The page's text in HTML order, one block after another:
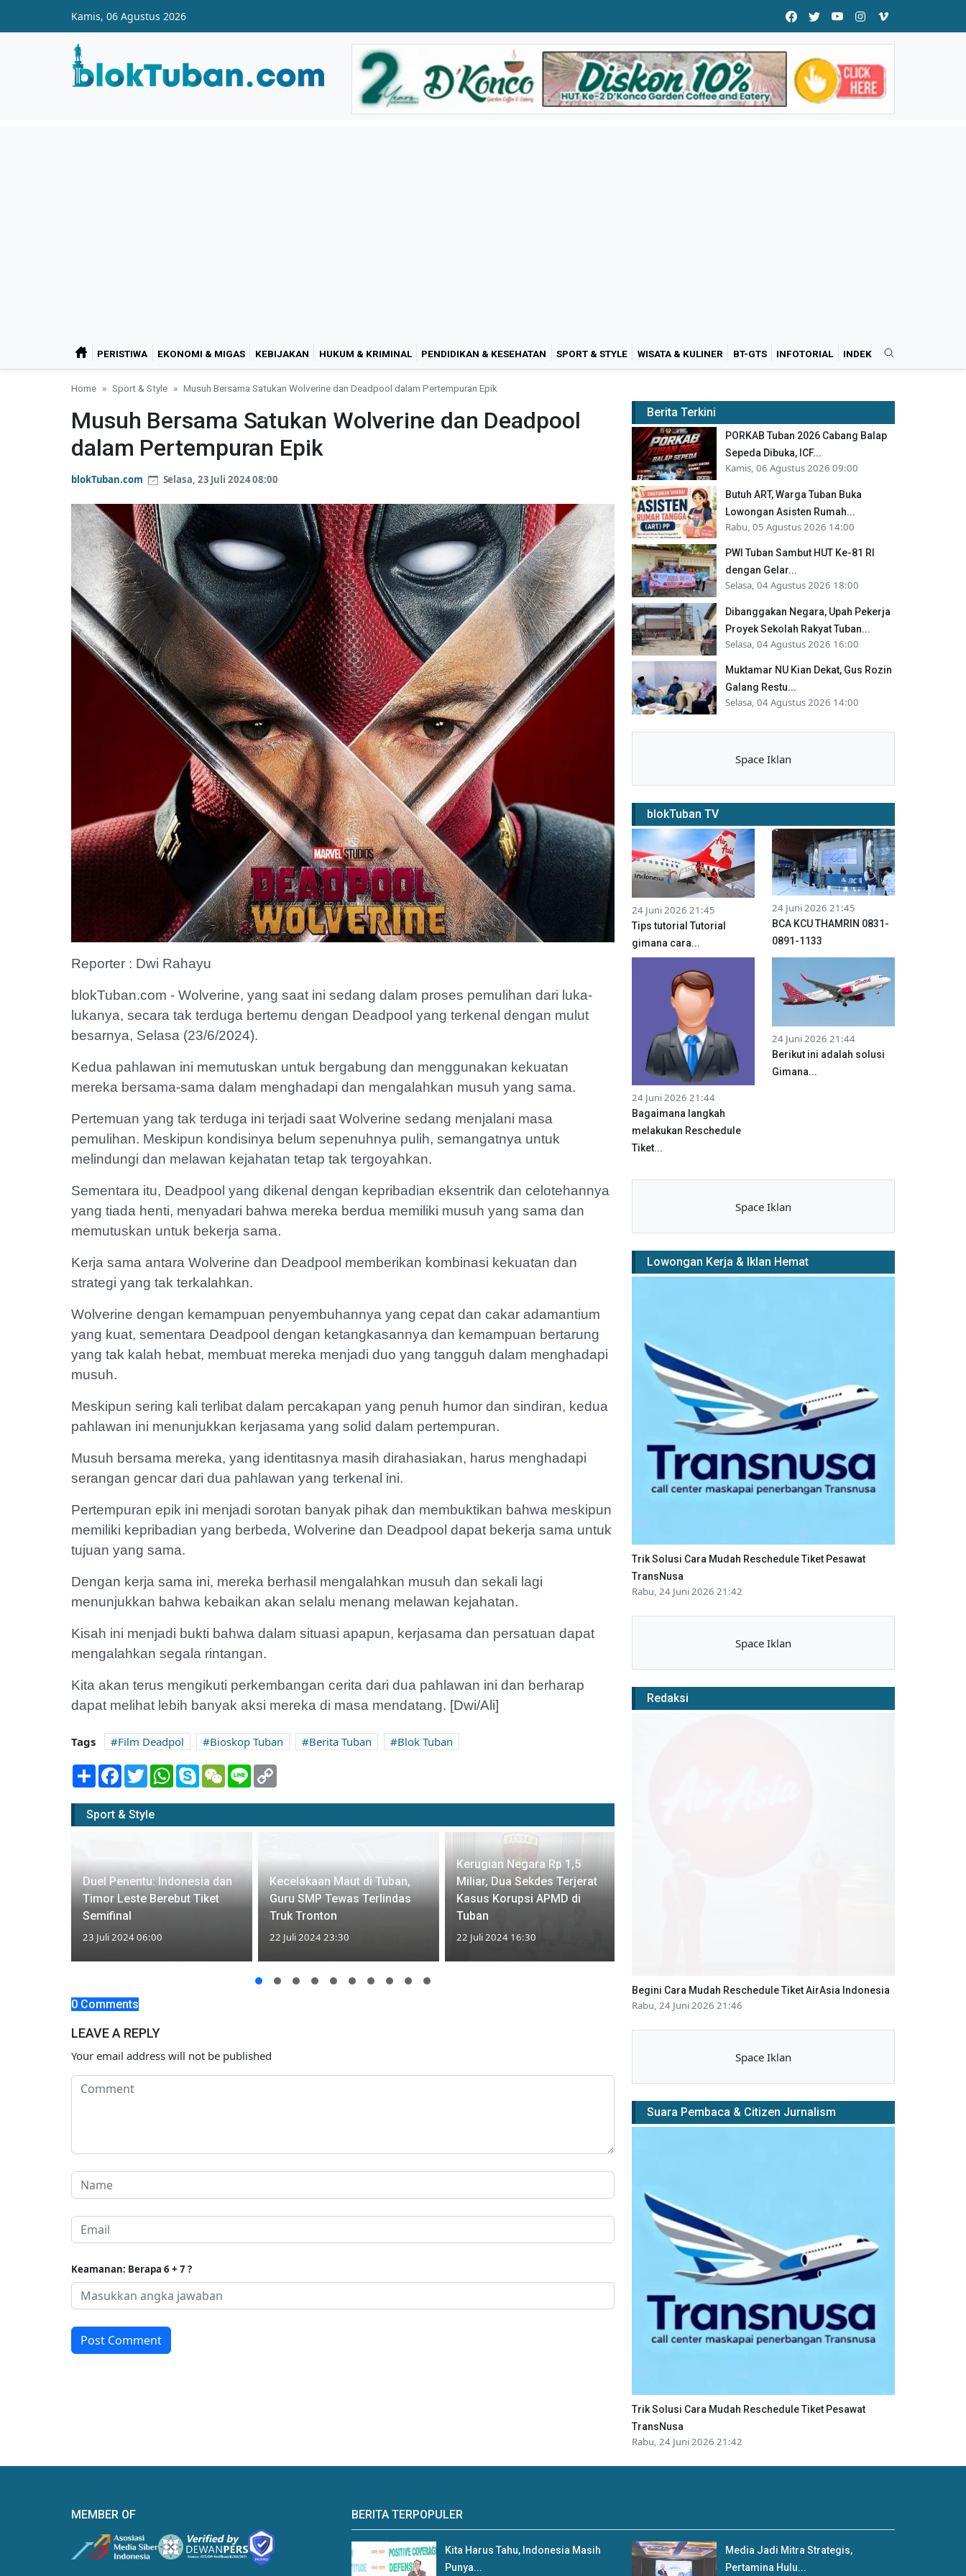
Kamis, 06 Agustus 2026
PERISTIWA EKONOMI & MIGAS KEBIJAKAN HUKUM & KRIMINAL PENDIDIKAN & KESEHATAN SPORT & STYLE WISATA & KULINER BT-GTS INFOTORIAL INDEK
Home Sport & Style Musuh Bersama Satukan Wolverine dan Deadpool dalam Pertempuran Epik
Musuh Bersama Satukan Wolverine dan Deadpool
dalam Pertempuran Epik
blokTuban.com Selasa, 23 Juli 2024 08:00
Reporter : Dwi Rahayu
blokTuban.com - Wolverine, yang saat ini sedang dalam proses pemulihan dari luka-
lukanya, secara tak terduga bertemu dengan Deadpool yang terkenal dengan mulut
besarnya, Selasa (23/6/2024).
Kedua pahlawan ini memutuskan untuk bergabung dan menggunakan kekuatan
mereka bersama-sama dalam menghadapi dan mengalahkan musuh yang sama.
Pertemuan yang tak terduga ini terjadi saat Wolverine sedang menjalani masa
pemulihan. Meskipun kondisinya belum sepenuhnya pulih, semangatnya untuk
melindungi dan melawan kejahatan tetap tak tergoyahkan.
Sementara itu, Deadpool yang dikenal dengan kepribadian eksentrik dan celotehannya
yang tiada henti, menyadari bahwa mereka berdua memiliki musuh yang sama dan
memutuskan untuk bekerja sama.
Kerja sama antara Wolverine dan Deadpool memberikan kombinasi kekuatan dan
strategi yang tak terkalahkan.
Wolverine dengan kemampuan penyembuhannya yang cepat dan cakar adamantium
yang kuat, sementara Deadpool dengan ketangkasannya dan kemampuan bertarung
yang tak kalah hebat, membuat mereka menjadi duo yang tangguh dalam menghadapi
musuh.
Meskipun sering kali terlibat dalam percakapan yang penuh humor dan sindiran, kedua
pahlawan ini menunjukkan kerjasama yang solid dalam pertempuran.
Musuh bersama mereka, yang identitasnya masih dirahasiakan, harus menghadapi
serangan gencar dari dua pahlawan yang terkenal ini.
Pertempuran epik ini menjadi sorotan banyak pihak dan membuktikan bahwa meskipun
memiliki kepribadian yang berbeda, Wolverine dan Deadpool dapat bekerja sama untuk
tujuan yang sama.
Dengan kerja sama ini, mereka berhasil mengalahkan musuh dan sekali lagi
menunjukkan bahwa kebaikan akan selalu menang melawan kejahatan.
Kisah ini menjadi bukti bahwa dalam situasi apapun, kerjasama dan persatuan dapat
mengalahkan segala rintangan.
Kita akan terus mengikuti perkembangan cerita dari dua pahlawan ini dan berharap
dapat melihat lebih banyak aksi mereka di masa mendatang. [Dwi/Ali]
Tags Film Deadpol Bioskop Tuban Berita Tuban
Blok Tuban
Share Facebook
TwitterWhatsApp
SkypeWeChatLine
Sport & Style
Duel Penentu: Indonesia dan
Timor Leste Berebut Tiket
Semifinal
23 Juli 2024 06:00
Kecelakaan Maut di Tuban,
Guru SMP Tewas Terlindas
Truk Tronton
22 Juli 2024 23:30
Kerugian Negara Rp 1,5
Miliar, Dua Sekdes Terjerat
Kasus Korupsi APMD di
Tuban
22 Juli 2024 16:30
0 Comments
LEAVE A REPLY
Your email address will not be published
Keamanan: Berapa 6 + 7 ?
Post Comment
Berita Terkini
PORKAB Tuban 2026 Cabang Balap
Sepeda Dibuka, ICF...
Kamis, 06 Agustus 2026 09:00
Butuh ART, Warga Tuban Buka
Lowongan Asisten Rumah...
Rabu, 05 Agustus 2026 14:00
PWI Tuban Sambut HUT Ke-81 RI
dengan Gelar...
Selasa, 04 Agustus 2026 18:00
Dibanggakan Negara, Upah Pekerja
Proyek Sekolah Rakyat Tuban...
Selasa, 04 Agustus 2026 16:00
Muktamar NU Kian Dekat, Gus Rozin
Galang Restu...
Selasa, 04 Agustus 2026 14:00
Space Iklan
blokTuban TV
24 Juni 2026 21:45
Tips tutorial Tutorial
gimana cara...
24 Juni 2026 21:45
BCA KCU THAMRIN 0831-
0891-1133
24 Juni 2026 21:44
Bagaimana langkah
melakukan Reschedule
Tiket...
24 Juni 2026 21:44
Berikut ini adalah solusi
Gimana...
Space Iklan
Lowongan Kerja & Iklan Hemat
Trik Solusi Cara Mudah Reschedule Tiket Pesawat
TransNusa
Rabu, 24 Juni 2026 21:42
Space Iklan
Redaksi
Begini Cara Mudah Reschedule Tiket AirAsia Indonesia
Rabu, 24 Juni 2026 21:46
Space Iklan
Suara Pembaca & Citizen Jurnalism
Trik Solusi Cara Mudah Reschedule Tiket Pesawat
TransNusa
Rabu, 24 Juni 2026 21:42
MEMBER OF BERITA TERPOPULER
Kita Harus Tahu, Indonesia Masih
Punya...
Media Jadi Mitra Strategis,
Pertamina Hulu...